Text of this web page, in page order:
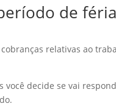
de
relativas ao
você decide se vai